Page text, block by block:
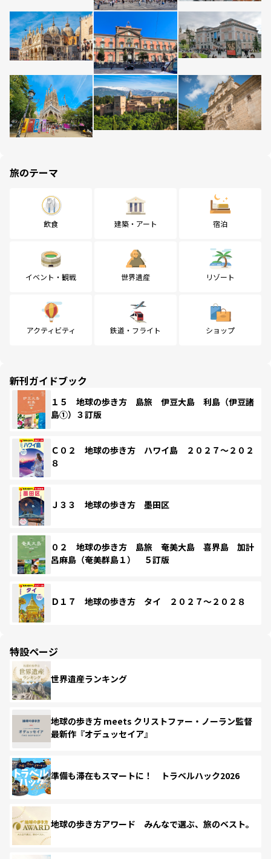
旅のテーマ
飲食 建築・アート 宿泊
イベント・観戦 世界遺産 リゾート
アクティビティ 鉄道・フライト ショップ
新刊ガイドブック
１５ 地球の歩き方 島旅 伊豆大島 利島（伊豆諸
島①）３訂版
Ｃ０２ 地球の歩き方 ハワイ島 ２０２７～２０２
８
Ｊ３３ 地球の歩き方 墨田区
０２ 地球の歩き方 島旅 奄美大島 喜界島 加計
呂麻島（奄美群島１） ５訂版
Ｄ１７ 地球の歩き方 タイ ２０２７～２０２８
特設ページ
世界遺産ランキング
地球の歩き方 meets クリストファー・ノーラン監督
最新作『オデュッセイア』
準備も滞在もスマートに！ トラベルハック2026
地球の歩き方アワード みんなで選ぶ、旅のベスト。